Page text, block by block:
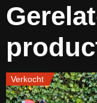
Verkocht